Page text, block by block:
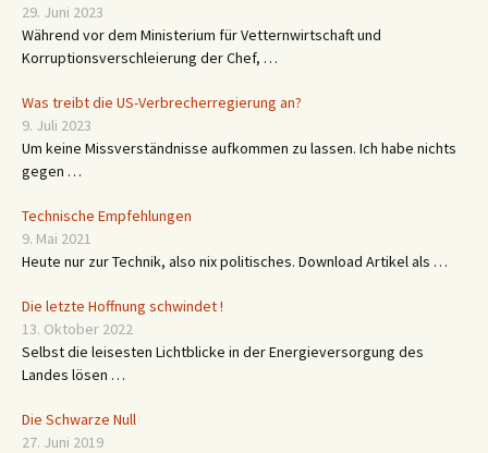
29. Juni 2023
Während vor dem Ministerium für Vetternwirtschaft und
Korruptionsverschleierung der Chef, …
Was treibt die US-Verbrecherregierung an?
9. Juli 2023
Um keine Missverständnisse aufkommen zu lassen. Ich habe nichts
gegen …
Technische Empfehlungen
9. Mai 2021
Heute nur zur Technik, also nix politisches. Download Artikel als …
Die letzte Hoffnung schwindet !
13. Oktober 2022
Selbst die leisesten Lichtblicke in der Energieversorgung des
Landes lösen …
Die Schwarze Null
27. Juni 2019